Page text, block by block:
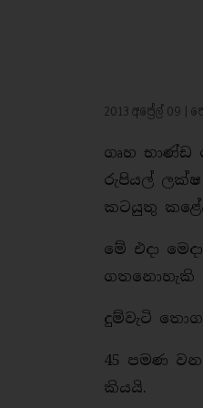
2013 අප්‍රේල් 09 |
ගෘහ භාණ්ඩ
රුපියල් ලක්ෂ
කටයුතු
මේ එදා
ගතනොහැකි
දුම්වැටි
45 පමණ
කියයි.